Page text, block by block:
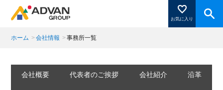
お気に入り
商品ページにある「お気に入り登録」を押すと登録した
商品がここに表示されます。
ホーム >会社情報 >事務所一覧
会社概要 代表者のご挨拶 会社紹介 沿革